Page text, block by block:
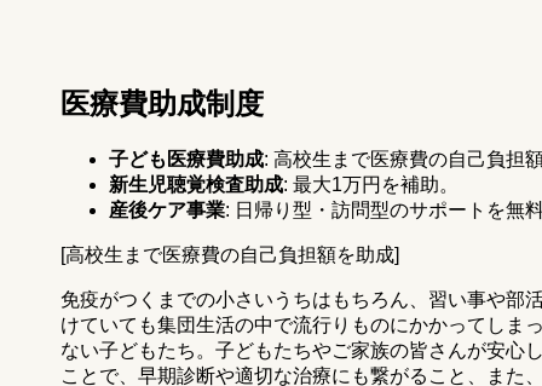
医療費助成制度
子ども医療費助成: 高校生まで医療費の自己負担
新生児聴覚検査助成: 最大1万円を補助。
産後ケア事業: 日帰り型・訪問型のサポートを無
[高校生まで医療費の自己負担額を助成]
免疫がつくまでの小さいうちはもちろん、習い事や部
けていても集団生活の中で流行りものにかかってしま
ない子どもたち。子どもたちやご家族の皆さんが安心
ことで、早期診断や適切な治療にも繋がること、また